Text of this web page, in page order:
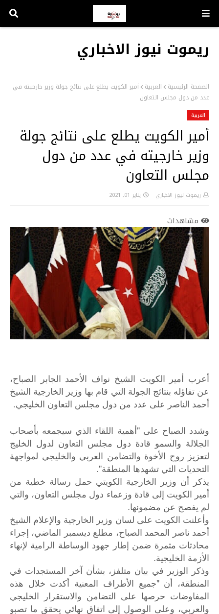
ريموت نيوز الاخباري
الصفحة الرئيسية العربية أمير الكويت يطلع على نتائج جولة وزير خارجيته في
عدد من دول مجلس التعاون
العربية
أمير الكويت يطلع على نتائج جولة
وزير خارجيته في عدد من دول
مجلس التعاون
ريموت نيوز الاخباري يناير 01, 2021
مشاهدات
أعرب أمير الكويت الشيخ نواف الأحمد الجابر الصباح،
عن تفاؤله بنتائج الجولة التي قام بها وزير الخارجية الشيخ
أحمد الناصر على عدد من دول مجلس التعاون الخليجي.
وشدد الصباح على "أهمية اللقاء الذي سيجمعه بأصحاب
الجلالة والسمو قادة دول مجلس التعاون لدول الخليج
لتعزيز روح الأخوة والتضامن العربي والخليجي لمواجهة
التحديات التي تشهدها المنطقة".
يذكر أن وزير الخارجية الكويتي حمل رسالة خطية من
أمير الكويت إلى قادة وزعماء دول مجلس التعاون، والتي
لم يفصح عن مضمونها.
وأعلنت الكويت على لسان وزير الخارجية والإعلام الشيخ
أحمد ناصر المحمد الصباح، مطلع ديسمبر الماضي، إجراء
محادثات مثمرة ضمن إطار جهود الوساطة الرامية لإنهاء
الأزمة الخليجية.
وذكر الوزير في بيان متلفز، بشأن آخر المستجدات في
المنطقة، أن "جميع الأطراف المعنية أكدت خلال هذه
المفاوضات حرصها على التضامن والاستقرار الخليجي
والعربي، وعلى الوصول إلى اتفاق نهائي يحقق ما تصبو